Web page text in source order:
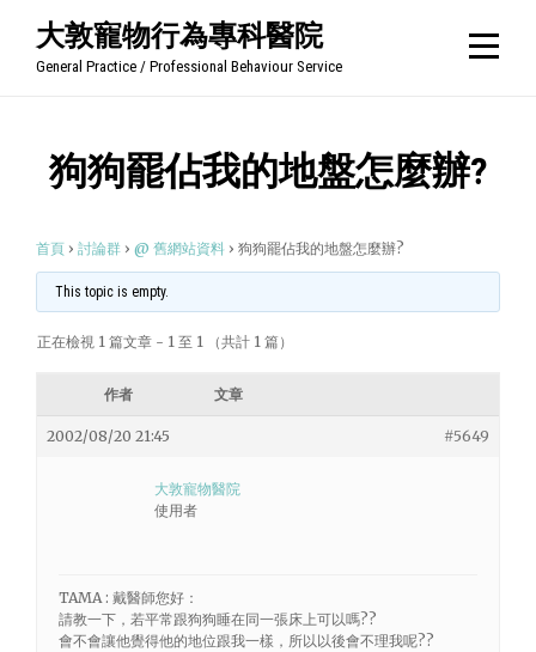
大敦寵物行為專科醫院
General Practice / Professional Behaviour Service
狗狗罷佔我的地盤怎麼辦?
首頁 › 討論群 › @ 舊網站資料 › 狗狗罷佔我的地盤怎麼辦?
This topic is empty.
正在檢視 1 篇文章 - 1 至 1 （共計 1 篇）
作者 文章
2002/08/20 21:45 #5649
大敦寵物醫院
使用者
TAMA : 戴醫師您好：
請教一下，若平常跟狗狗睡在同一張床上可以嗎??
會不會讓他覺得他的地位跟我一樣，所以以後會不理我呢??